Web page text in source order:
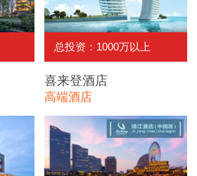
总投资：1000万以上
喜来登酒店
高端酒店